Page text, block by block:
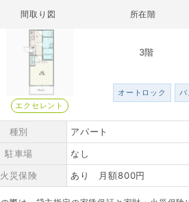
間取り図 所在階
エクセレント
3階
オートロック バ
種別 アパート
駐車場
なし
火災保険
あり 月額800円